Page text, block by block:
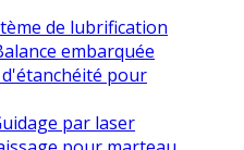
de lubrification
embarquée
pour
par laser